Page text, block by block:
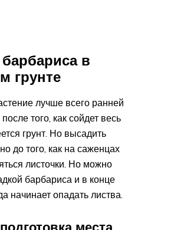
в
грунте
лучше всего ранней
того, как сойдет весь
грунт. Но высадить
до того, как на саженцах
листочки. Но можно
барбариса и в конце
начинает опадать листва.